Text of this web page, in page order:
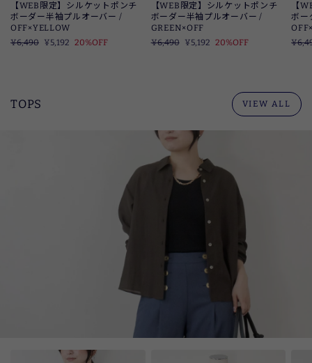
【WEB限定】シルケットポンチ
ボーダー半袖プルオーバー /
OFF×YELLOW
定
¥6,490 SALE
¥5,192 20%OFF
【WEB限定】シルケットポンチ
ボーダー半袖プルオーバー /
GREEN×OFF
定
¥6,490 SALE
¥5,192 20%OFF
【
ボー
定
TOPS VIEW ALL